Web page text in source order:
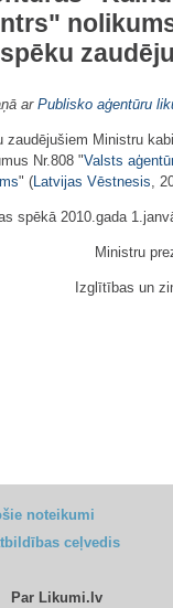
ar Publisko aģentūru
zaudējušiem Ministru
Nr.808 "Valsts
" (Latvijas Vēstnesis,
spēkā 2010.gada
Ministru
Izglītības un
noteikumi
ceļvedis
Par Likumi.lv